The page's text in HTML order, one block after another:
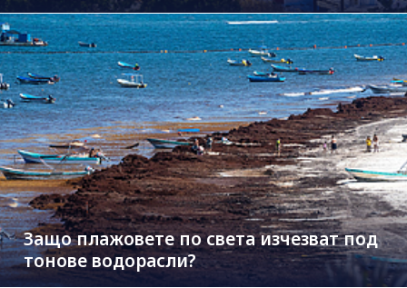
Защо плажовете по света изчезват под
тонове водорасли?